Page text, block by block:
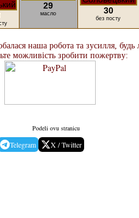
29
масло 30
без посту
наша робота та зусилля, будь
можливість зробити пожертву:
Podeli ovu stranicu
Telegram X / Twitter